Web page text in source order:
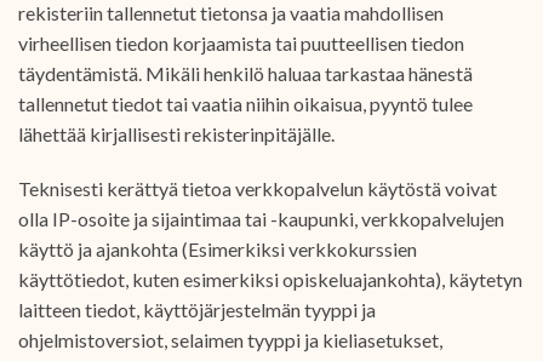
rekisteriin tallennetut tietonsa ja vaatia mahdollisen
virheellisen tiedon korjaamista tai puutteellisen tiedon
täydentämistä. Mikäli henkilö haluaa tarkastaa hänestä
tallennetut tiedot tai vaatia niihin oikaisua, pyyntö tulee
lähettää kirjallisesti rekisterinpitäjälle.
Teknisesti kerättyä tietoa verkkopalvelun käytöstä voivat
olla IP-osoite ja sijaintimaa tai -kaupunki, verkkopalvelujen
käyttö ja ajankohta (Esimerkiksi verkkokurssien
käyttötiedot, kuten esimerkiksi opiskeluajankohta), käytetyn
laitteen tiedot, käyttöjärjestelmän tyyppi ja
ohjelmistoversiot, selaimen tyyppi ja kieliasetukset,